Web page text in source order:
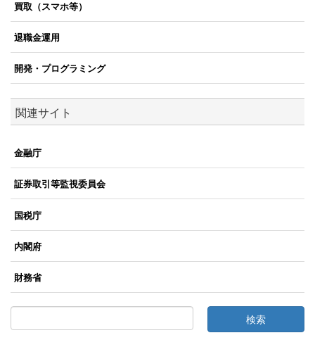
買取（スマホ等）
退職金運用
開発・プログラミング
関連サイト
金融庁
証券取引等監視委員会
国税庁
内閣府
財務省